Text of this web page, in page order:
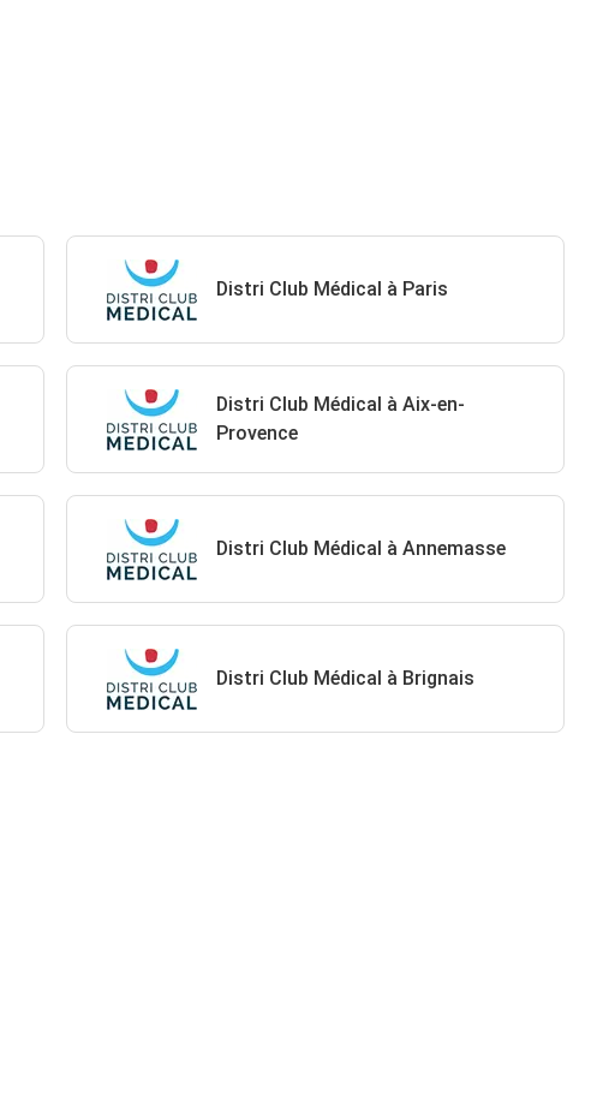
Distri Club Médical à Paris
Distri Club Médical à Aix-en-
Provence
Distri Club Médical à Annemasse
Distri Club Médical à Brignais